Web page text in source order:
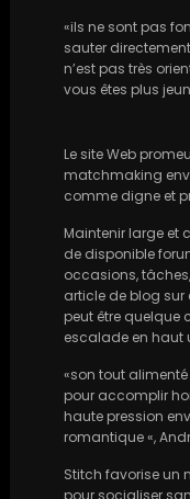
«ils ne sont pas
sauter
n’est pas très
vous êtes plus
Le site Web
matchmaking
comme digne et
Maintenir large et
de disponible
occasions,
article de blog sur
peut être quelque
escalade en haut
«son tout
pour accomplir
haute pression
romantique «,
Stitch favorise un
pour socialiser